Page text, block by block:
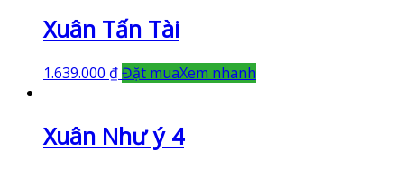
Xuân Tấn Tài
1.639.000 ₫Đặt muaXem nhanh
Xuân Như ý 4